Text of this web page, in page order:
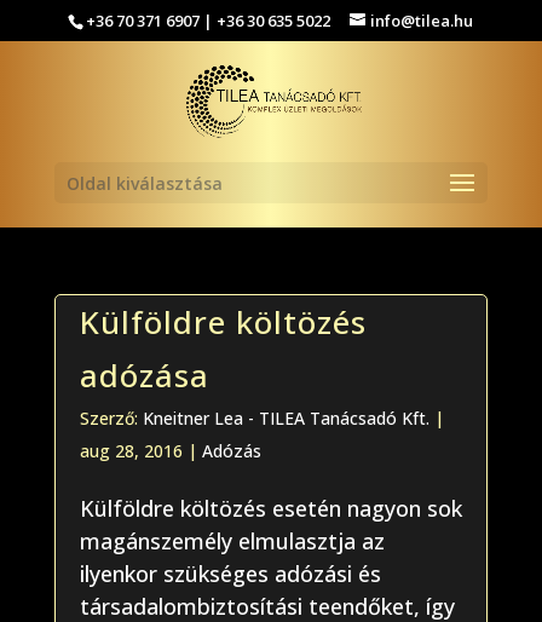
+36 70 371 6907 | +36 30 635 5022 info@tilea.hu
Oldal kiválasztása
Külföldre költözés
adózása
Szerző: Kneitner Lea - TILEA Tanácsadó Kft. |
aug 28, 2016 | Adózás
Külföldre költözés esetén nagyon sok
magánszemély elmulasztja az
ilyenkor szükséges adózási és
társadalombiztosítási teendőket, így